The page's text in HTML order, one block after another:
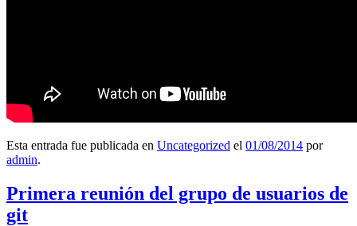
Esta entrada fue publicada en Uncategorized el 01/08/2014 por
admin.
Primera reunión del grupo de usuarios de
git